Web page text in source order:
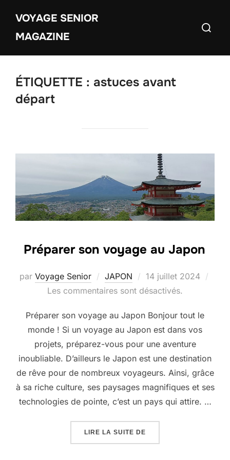
contenu
VOYAGE SENIOR
MAGAZINE
ÉTIQUETTE : astuces avant
départ
Préparer son voyage au Japon
par Voyage Senior JAPON
Publié
le
14 juillet 2024
Les commentaires sont désactivés.
Préparer son voyage au Japon Bonjour tout le
monde ! Si un voyage au Japon est dans vos
projets, préparez-vous pour une aventure
inoubliable. D’ailleurs le Japon est une destination
de rêve pour de nombreux voyageurs. Ainsi, grâce
à sa riche culture, ses paysages magnifiques et ses
technologies de pointe, c’est un pays qui attire. …
LIRE LA SUITE DE